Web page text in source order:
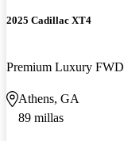
2025 Cadillac XT4
Premium Luxury FWD
Athens, GA
89 millas